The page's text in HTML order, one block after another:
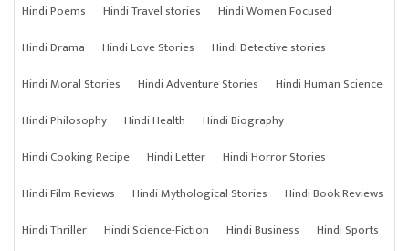
Hindi Poems
Hindi Travel stories
Hindi Women Focused
Hindi Drama
Hindi Love Stories
Hindi Detective stories
Hindi Moral Stories
Hindi Adventure Stories
Hindi Human Science
Hindi Philosophy
Hindi Health
Hindi Biography
Hindi Cooking Recipe
Hindi Letter
Hindi Horror Stories
Hindi Film Reviews
Hindi Mythological Stories
Hindi Book Reviews
Hindi Thriller
Hindi Science-Fiction Hindi Business
Hindi Sports